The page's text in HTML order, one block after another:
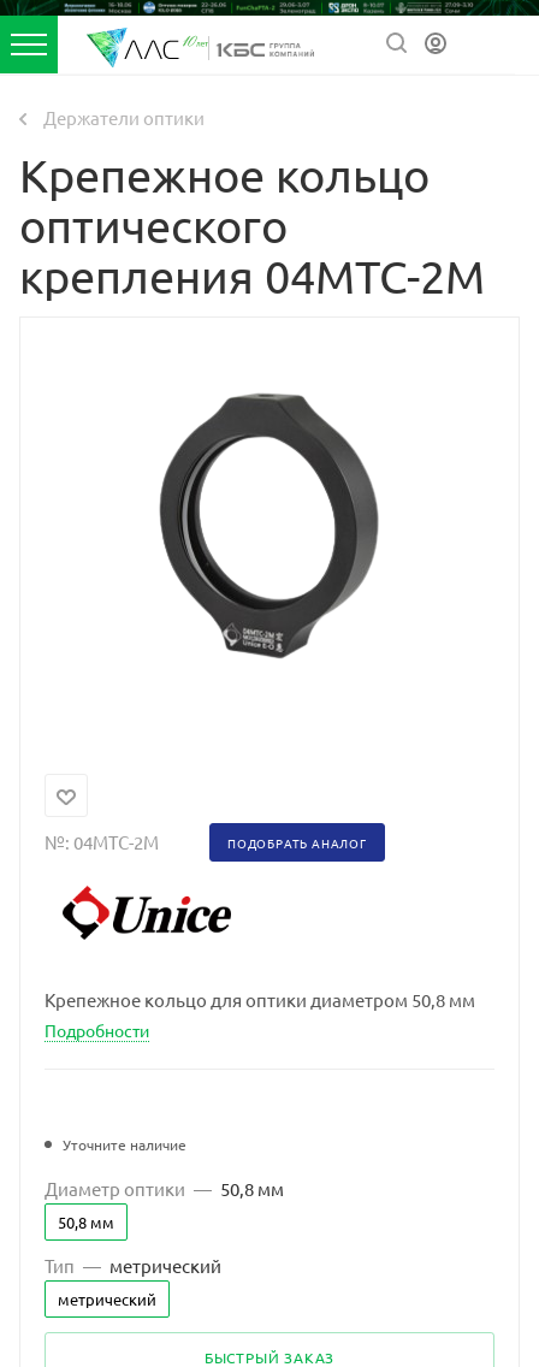
Держатели оптики
Крепежное кольцо
оптического
крепления 04MTC-2M
№: 04MTC-2M ПОДОБРАТЬ АНАЛОГ
Крепежное кольцо для оптики диаметром 50,8 мм
Подробности
Уточните наличие
Диаметр оптики — 50,8 мм
50,8 мм
Тип — метрический
метрический
БЫСТРЫЙ ЗАКАЗ